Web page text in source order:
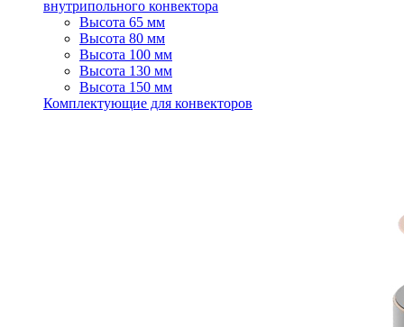
внутрипольного конвектора
Высота 65 мм
Высота 80 мм
Высота 100 мм
Высота 130 мм
Высота 150 мм
Комплектующие для конвекторов